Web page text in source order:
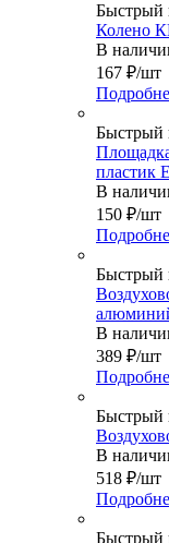
Быстрый
Колено
В
167 ₽/шт
Быстрый
пластик
В
150 ₽/шт
Быстрый
В
389 ₽/шт
Быстрый
В
518 ₽/шт
Быстрый